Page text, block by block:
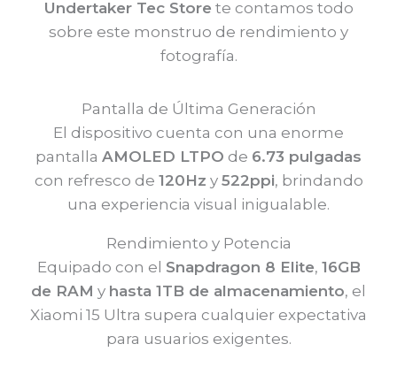
Undertaker Tec Store te contamos todo
sobre este monstruo de rendimiento y
fotografía.
Pantalla de Última Generación
El dispositivo cuenta con una enorme
pantalla AMOLED LTPO de 6.73 pulgadas
con refresco de 120Hz y 522ppi, brindando
una experiencia visual inigualable.
Rendimiento y Potencia
Equipado con el Snapdragon 8 Elite, 16GB
de RAM y hasta 1TB de almacenamiento, el
Xiaomi 15 Ultra supera cualquier expectativa
para usuarios exigentes.